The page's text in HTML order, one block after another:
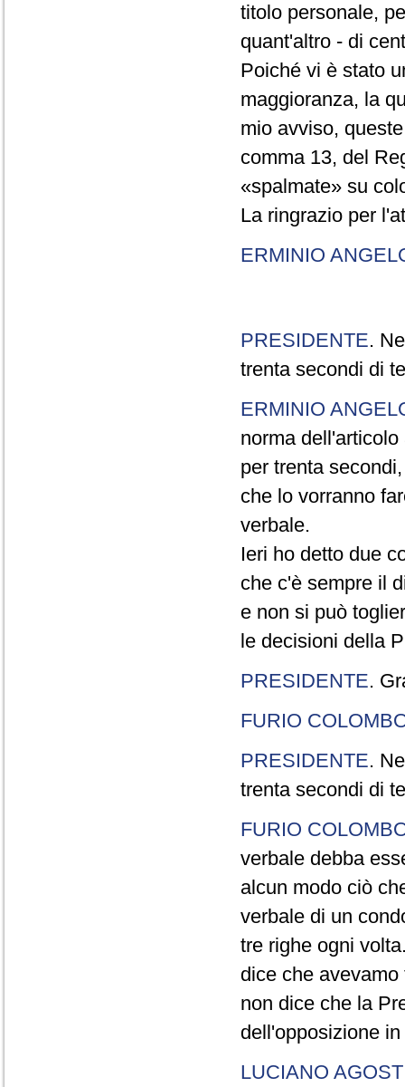
titolo personale,
quant'altro - di
Poiché vi è stato
maggioranza, la
mio avviso,
comma 13, del
«spalmate» su
La ringrazio per
ERMINIO
PRESIDENTE.
trenta secondi di
ERMINIO
norma
per trenta
che lo vorranno
verbale.
Ieri ho detto due
che c'è sempre il
e non si può
le decisioni della
PRESIDENTE.
FURIO
PRESIDENTE.
trenta secondi di
FURIO
verbale debba
alcun modo ciò
verbale di un
tre righe ogni
dice che
non dice che la
dell'opposizione
LUCIANO